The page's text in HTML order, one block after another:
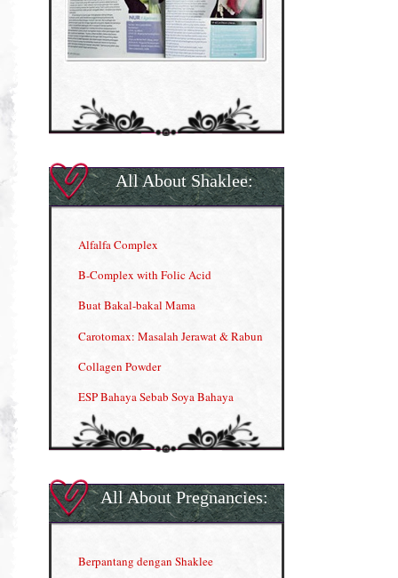
All About Shaklee:
Alfalfa Complex
B-Complex with Folic Acid
Buat Bakal-bakal Mama
Carotomax: Masalah Jerawat & Rabun
Collagen Powder
ESP Bahaya Sebab Soya Bahaya
ESP Produk Shaklee Paling HOT
Gla Complex (II)
Herbal Blend the Magic Cream
All About Pregnancies:
Berpantang dengan Shaklee